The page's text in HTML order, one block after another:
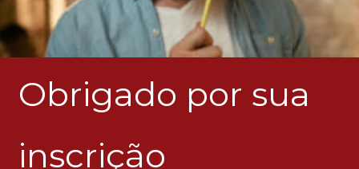
Obrigado por sua
inscrição